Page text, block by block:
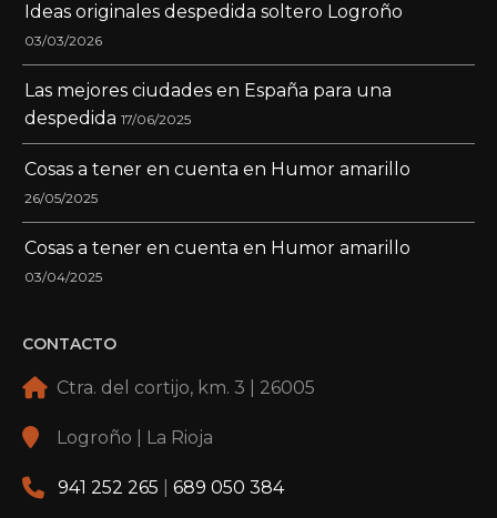
Ideas originales despedida soltero Logroño
03/03/2026
Las mejores ciudades en España para una
despedida 17/06/2025
Cosas a tener en cuenta en Humor amarillo
26/05/2025
Cosas a tener en cuenta en Humor amarillo
03/04/2025
CONTACTO
Ctra. del cortijo, km. 3 | 26005
Logroño | La Rioja
941 252 265 689 050 384